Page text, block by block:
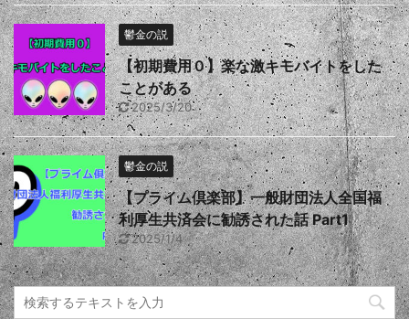
鬱金の説
【初期費用０】楽な激キモバイトをした
ことがある
2025/3/20
鬱金の説
【プライム倶楽部】一般財団法人全国福
利厚生共済会に勧誘された話 Part1
2025/1/4